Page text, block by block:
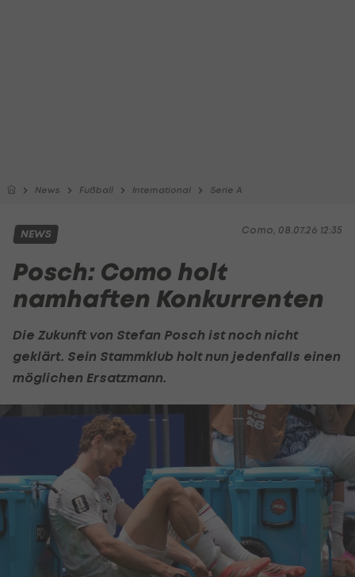
News Fußball International Serie A
Como, 08.07.26 12:35
NEWS
Posch: Como holt
namhaften Konkurrenten
Die Zukunft von Stefan Posch ist noch nicht
geklärt. Sein Stammklub holt nun jedenfalls einen
möglichen Ersatzmann.